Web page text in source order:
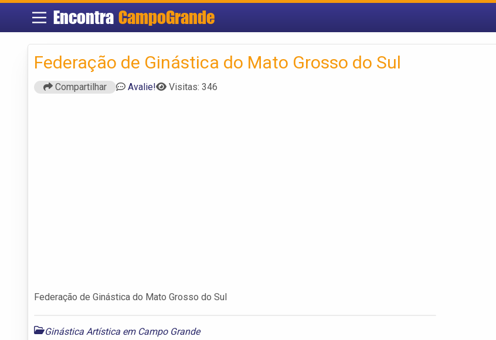
Encontra CampoGrande
Federação de Ginástica do Mato Grosso do Sul
Compartilhar Avalie! Visitas: 346
Federação de Ginástica do Mato Grosso do Sul
Ginástica Artística em Campo Grande